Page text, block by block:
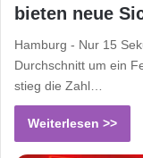
bieten neue
Hamburg - Nur 15
Durchschnitt um ein
stieg die Zahl…
Weiterlesen >>